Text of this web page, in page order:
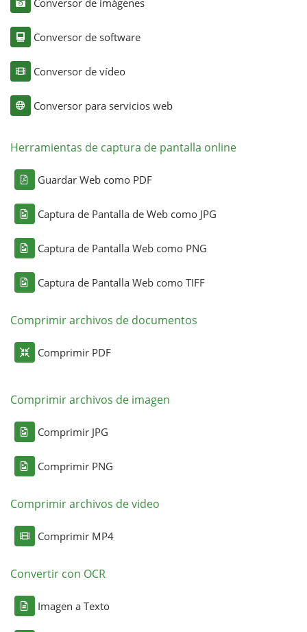
Conversor de software
Conversor de vídeo
Conversor para servicios web
Herramientas de captura de pantalla online
Guardar Web como PDF
Captura de Pantalla de Web como JPG
Captura de Pantalla Web como PNG
Captura de Pantalla Web como TIFF
Comprimir archivos de documentos
Comprimir PDF
Comprimir archivos de imagen
Comprimir JPG
Comprimir PNG
Comprimir archivos de video
Comprimir MP4
Convertir con OCR
Imagen a Texto